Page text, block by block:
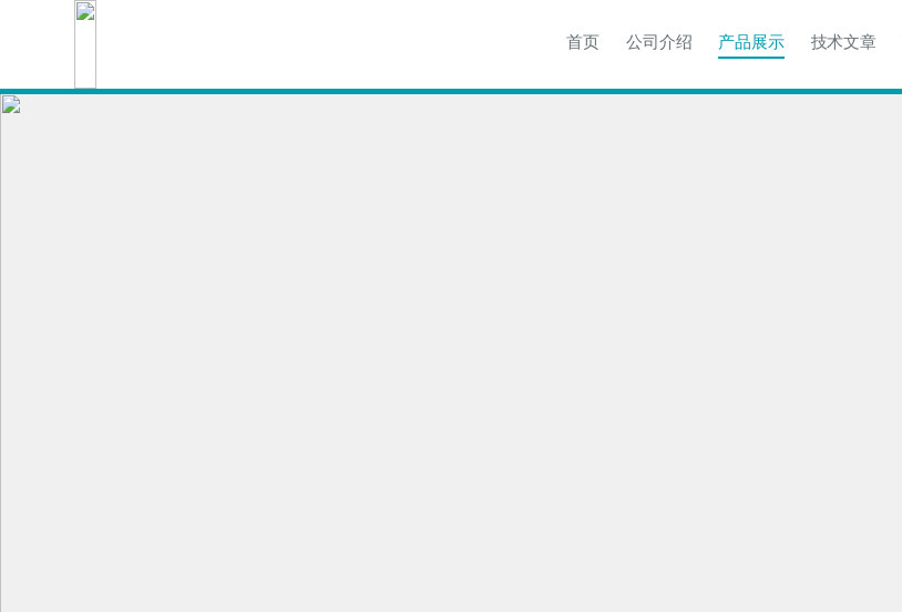
首页 公司介绍 产品展示 技术文章